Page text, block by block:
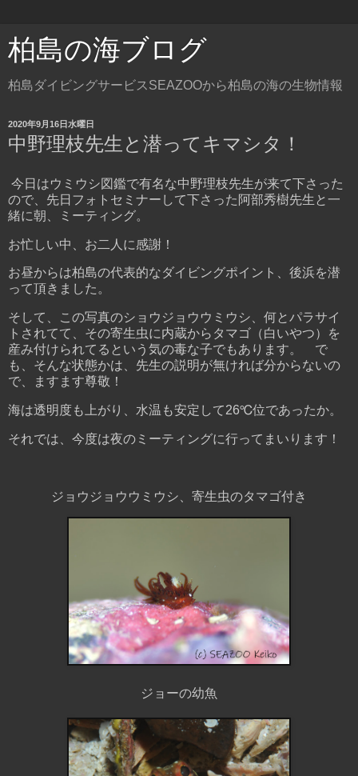
柏島の海ブログ
柏島ダイビングサービスSEAZOOから柏島の海の生物情報
2020年9月16日水曜日
中野理枝先生と潜ってキマシタ！
今日はウミウシ図鑑で有名な中野理枝先生が来て下さった
ので、先日フォトセミナーして下さった阿部秀樹先生と一
緒に朝、ミーティング。
お忙しい中、お二人に感謝！
お昼からは柏島の代表的なダイビングポイント、後浜を潜
って頂きました。
そして、この写真のショウジョウウミウシ、何とパラサイ
トされてて、その寄生虫に内蔵からタマゴ（白いやつ）を
産み付けられてるという気の毒な子でもあります。 で
も、そんな状態かは、先生の説明が無ければ分からないの
で、ますます尊敬！
海は透明度も上がり、水温も安定して26℃位であったか。
それでは、今度は夜のミーティングに行ってまいります！
ジョウジョウウミウシ、寄生虫のタマゴ付き
ジョーの幼魚